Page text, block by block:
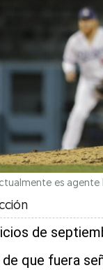
es agente
de
que fuera